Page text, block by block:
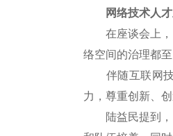
网络技术人才
在座谈会上，网
络空间的治理都
伴随互联网技
力，尊重创新、
陆益民提到，